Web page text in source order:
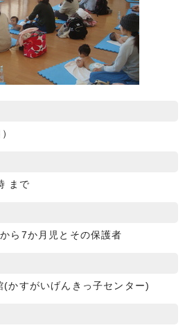
まで
ら7か月児とその保護者
(かすがいげんきっ子センター)